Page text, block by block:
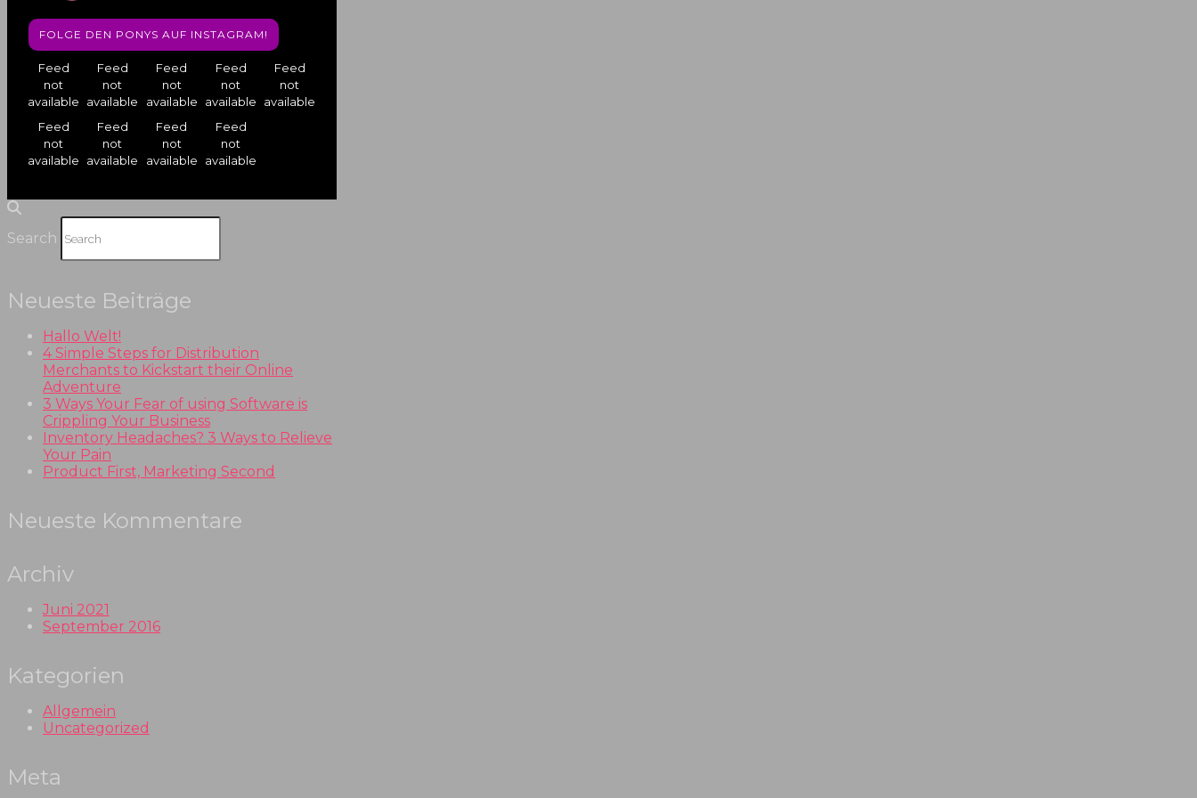
FOLGE DEN PONYS AUF INSTAGRAM!
Feed
not
available
Feed
not
available
Feed
not
available
Feed
not
available
Feed
not
available
Feed
not
available
Feed
not
available
Feed
not
available
Feed
not
available
Search
Neueste Beiträge
Hallo Welt!
4 Simple Steps for Distribution
Merchants to Kickstart their Online
Adventure
3 Ways Your Fear of using Software is
Crippling Your Business
Inventory Headaches? 3 Ways to Relieve
Your Pain
Product First, Marketing Second
Neueste Kommentare
Archiv
Juni 2021
September 2016
Kategorien
Allgemein
Uncategorized
Meta